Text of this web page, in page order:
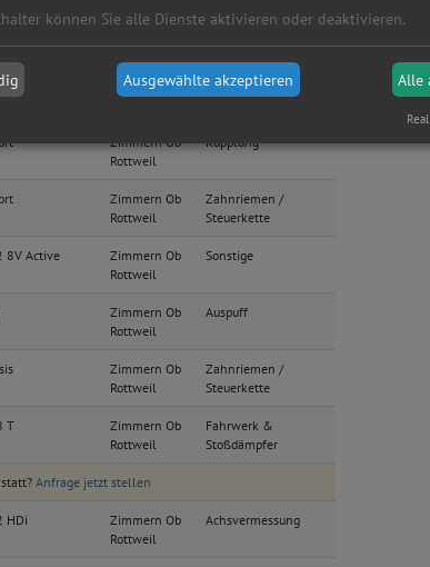
T
Zimmern Ob
Rottweil
Radlager
Zimmern Ob
Fahrwerk &
Zimmern Ob
Rottweil
Kupplung
Zimmern Ob
Rottweil
Zahnriemen /
Steuerkette
8V Active
Zimmern Ob
Rottweil
Sonstige
Zimmern Ob
Rottweil
Auspuff
Zimmern Ob
Rottweil
Zahnriemen /
Steuerkette
T
Zimmern Ob
Rottweil
Fahrwerk &
Stoßdämpfer
Anfrage jetzt stellen
HDi
Zimmern Ob
Rottweil
Achsvermessung
können Sie alle Dienste aktivieren oder deaktivieren.
Ausgewählte akzeptieren Alle